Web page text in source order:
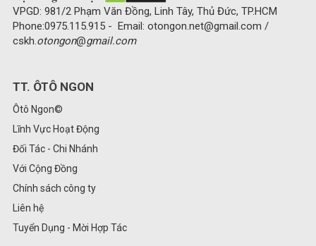
VPGD: 981/2 Phạm Văn Đồng, Linh Tây, Thủ Đức, TP.HCM
Phone:0975.115.915 - Email: otongon.net@gmail.com /
cskh. otongon@gmail.com
TT. ÔTÔ NGON
Ôtô Ngon©
Lĩnh Vực Hoạt Động
Đối Tác - Chi Nhánh
Với Cộng Đồng
Chính sách công ty
Liên hệ
Tuyển Dụng - Mời Hợp Tác